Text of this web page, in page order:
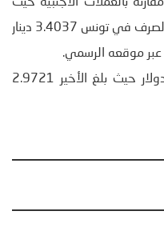
بالعملات الأجنبية حيث
بلغت قيمة الأورو الواحد في سوق الصرف في تونس 3.4037 دينار
عبر موقعه الرسمي.
كما يواصل الدينار تراجعه مقارنة بالدولار حيث بلغ الأخير 2.9721